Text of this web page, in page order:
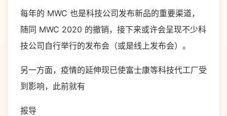
每年的 MWC 也是科技公司发布新品的重要渠道，
随同 MWC 2020 的撤销，接下来或许会呈现不少科
技公司自行举行的发布会（或是线上发布会）。
另一方面，疫情的延伸现已使富士康等科技代工厂受
到影响，此前就有
报导